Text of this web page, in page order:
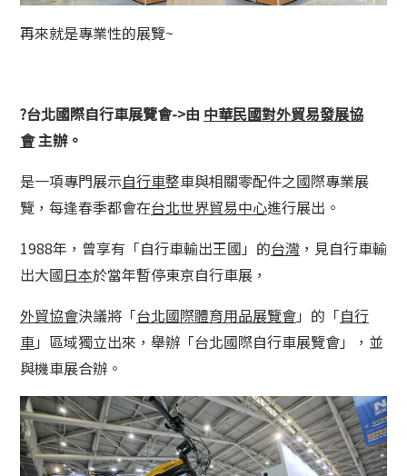
再來就是專業性的展覽~
?台北國際自行車展覽會->由 中華民國對外貿易發展協
會主辦。
是一項專門展示自行車整車與相關零配件之國際專業展
覽，每逢春季都會在台北世界貿易中心進行展出。
1988年，曾享有「自行車輸出王國」的台灣 ，見自行車輸
出大國日本於當年暫停東京自行車展，
外貿協會決議將「台北國際體育用品展覽會」的「自行
車」區域獨立出來，舉辦「台北國際自行車展覽會」，並
與機車展合辦。